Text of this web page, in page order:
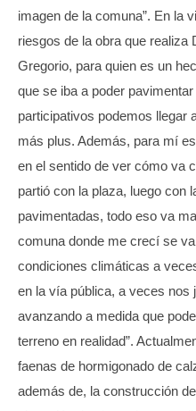
imagen de la comuna”. En la
riesgos de la obra que realiza
Gregorio, para quien es un
que se iba a poder
participativos podemos llegar
más plus. Además, para mí
en el sentido de ver cómo va
partió con la plaza, luego con
pavimentadas, todo eso va
comuna donde me crecí se
condiciones climáticas a
en la vía pública, a veces nos
avanzando a medida que
terreno en realidad”.
faenas de hormigonado de
además de, la construcción